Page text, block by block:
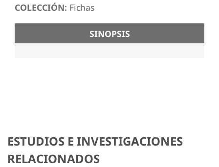
COLECCIÓN: Fichas
SINOPSIS
ESTUDIOS E INVESTIGACIONES
RELACIONADOS